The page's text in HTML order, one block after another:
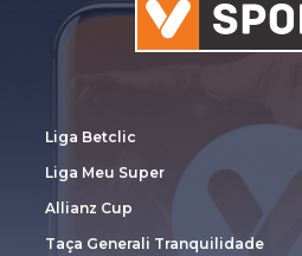
Liga Betclic
Liga Meu Super
Allianz Cup
Taça Generali Tranquilidade